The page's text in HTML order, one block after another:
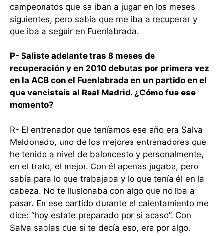
campeonatos que se iban a jugar en los meses
siguientes, pero sabía que me iba a recuperar y
que iba a seguir en Fuenlabrada.
P- Saliste adelante tras 8 meses de
recuperación y en 2010 debutas por primera vez
en la ACB con el Fuenlabrada en un partido en el
que vencisteis al Real Madrid. ¿Cómo fue ese
momento?
R- El entrenador que teníamos ese año era Salva
Maldonado, uno de los mejores entrenadores que
he tenido a nivel de baloncesto y personalmente,
en el trato, el mejor. Con él apenas jugaba, pero
sabía para lo que trabajaba y lo que tenía él en la
cabeza. No te ilusionaba con algo que no iba a
pasar. En ese partido durante el calentamiento me
dice: “hoy estate preparado por si acaso”. Con
Salva sabías que si te decía eso, era por algo.